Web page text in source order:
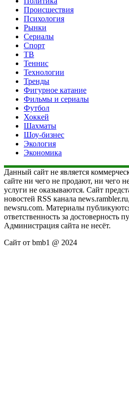
Происшествия
Психология
Рынки
Сериалы
Спорт
ТВ
Теннис
Технологии
Тренды
Фигурное катание
Фильмы и сериалы
Футбол
Хоккей
Шахматы
Шоу-бизнес
Экология
Экономика
Данный сайт не является
сайте ни чего не продают, ни чего
услуги не оказываются. Сайт
новостей RSS канала
newsru.com. Материалы
ответственность за достоверность
Администрация сайта не несёт.
Сайт от bmb1 @ 2024